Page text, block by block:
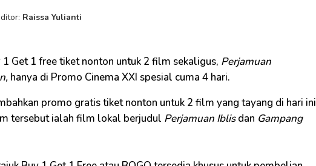
Raissa Yulianti
1 Get 1 free tiket nonton untuk 2 film sekaligus, Perjamuan
hanya di Promo Cinema XXI spesial cuma 4 hari.
promo gratis tiket nonton untuk 2 film yang tayang di hari ini
tersebut ialah film lokal berjudul Perjamuan Iblisdan Gampang